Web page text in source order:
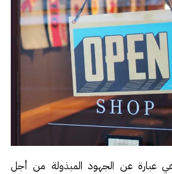
هي عبارة عن الجهود المبذولة من أجل